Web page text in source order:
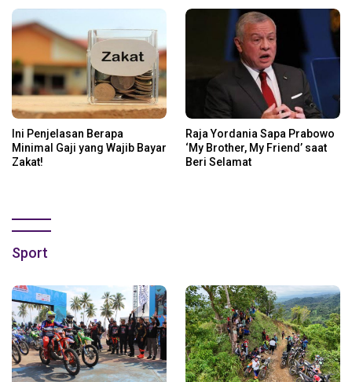
Ini Penjelasan Berapa
Minimal Gaji yang Wajib Bayar
Zakat!
Raja Yordania Sapa Prabowo
‘My Brother, My Friend’ saat
Beri Selamat
Sport